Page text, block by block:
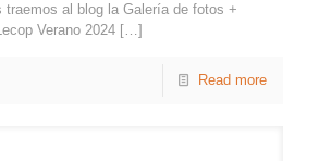
traemos al blog la Galería de fotos +
Verano 2024 […]
Read more